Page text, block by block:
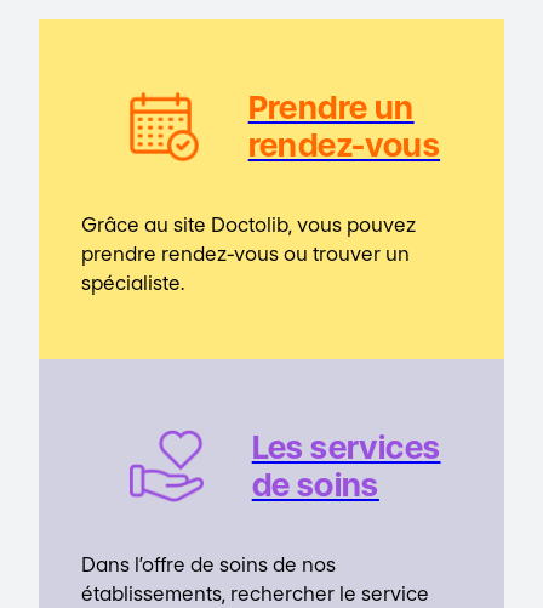
Prendre un
rendez-vous
Grâce au site Doctolib, vous pouvez
prendre rendez-vous ou trouver un
spécialiste.
Les services
de soins
Dans l’offre de soins de nos
établissements, rechercher le service